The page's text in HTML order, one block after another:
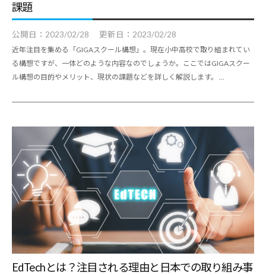
課題
公開日： 2023/02/28 更新日： 2023/02/28
近年注目を集める「GIGAスクール構想」。現在小中高校で取り組まれてい
る構想ですが、一体どのような内容なのでしょうか。ここではGIGAスクー
ル構想の目的やメリット、現状の課題などを詳しく解説します。 ...
EdTechとは？注目される理由と日本での取り組み事